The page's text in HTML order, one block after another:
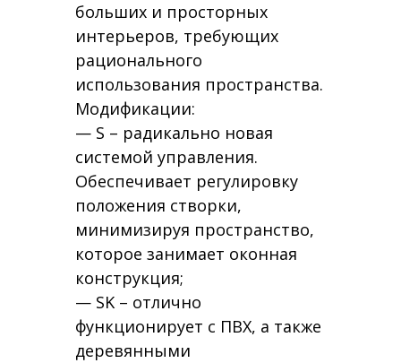
больших и просторных
интерьеров, требующих
рационального
использования пространства.
Модификации:
— S – радикально новая
системой управления.
Обеспечивает регулировку
положения створки,
минимизируя пространство,
которое занимает оконная
конструкция;
— SK – отлично
функционирует с ПВХ, а также
деревянными